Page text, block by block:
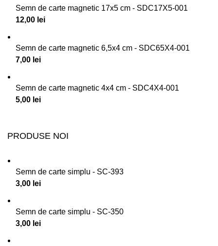
Semn de carte magnetic 17x5 cm - SDC17X5-001
12,00 lei
Semn de carte magnetic 6,5x4 cm - SDC65X4-001
7,00 lei
Semn de carte magnetic 4x4 cm - SDC4X4-001
5,00 lei
PRODUSE NOI
Semn de carte simplu - SC-393
3,00 lei
Semn de carte simplu - SC-350
3,00 lei